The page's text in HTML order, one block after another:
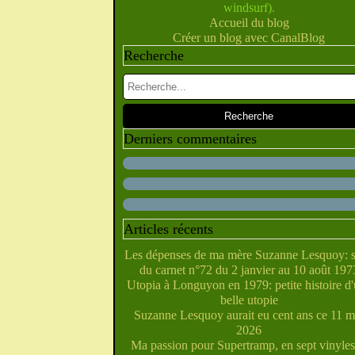
Février(10)
Janvier(14)
Mars(9)
Février(10)
Janvier(10)
Avril(5)
Mars(5)
Février(7)
Mai(10)
Avril(5)
Mars(6)
Janvier(6)
Juin(28)
Mai(28)
Avril(21)
Février(31)
Juillet(40)
Juin(27)
Mai(31)
Mars(38)
Janvier(35)
windsurf).
Accueil du blog
Créer un blog avec CanalBlog
Recherche
Derniers commentaires
Articles récents
Les dépenses de ma mère Suzanne Lesquoy:
du carnet n°72 du 2 janvier au 10 août
Utopia à Longuyon en 1979: petite histoire
belle utopie
Suzanne Lesquoy aurait eu cent ans ce 11
2026
Ma passion pour Supertramp, en sept